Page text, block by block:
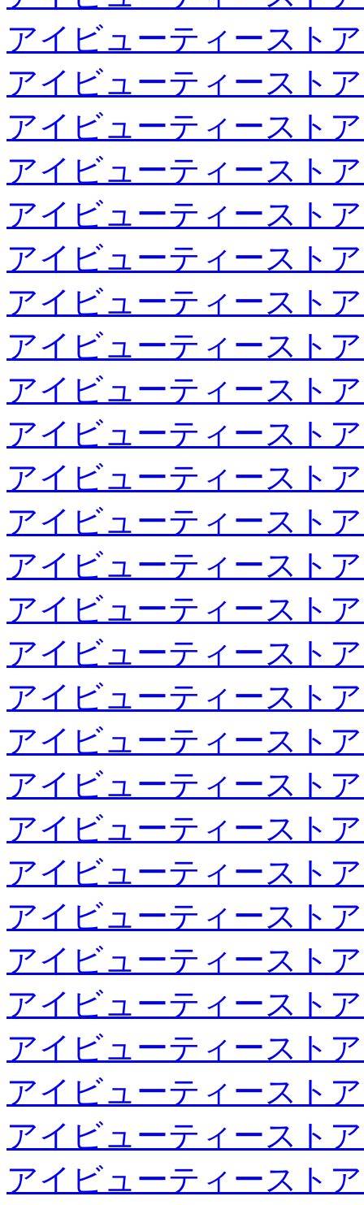
アイビューティースト
アイビューティースト
アイビューティースト
アイビューティースト
アイビューティースト
アイビューティースト
アイビューティースト
アイビューティースト
アイビューティースト
アイビューティースト
アイビューティースト
アイビューティースト
アイビューティースト
アイビューティースト
アイビューティースト
アイビューティースト
アイビューティースト
アイビューティースト
アイビューティースト
アイビューティースト
アイビューティースト
アイビューティースト
アイビューティースト
アイビューティースト
アイビューティースト
アイビューティースト
アイビューティースト